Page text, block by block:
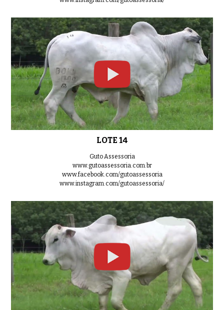
LOTE 14
Guto Assessoria
www.gutoassessoria.com.br
www.facebook.com/gutoassessoria
www.instagram.com/gutoassessoria/